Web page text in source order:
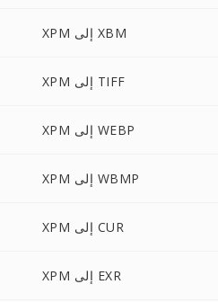
XPM إلى XBM
XPM إلى TIFF
XPM إلى WEBP
XPM إلى WBMP
XPM إلى CUR
XPM إلى EXR